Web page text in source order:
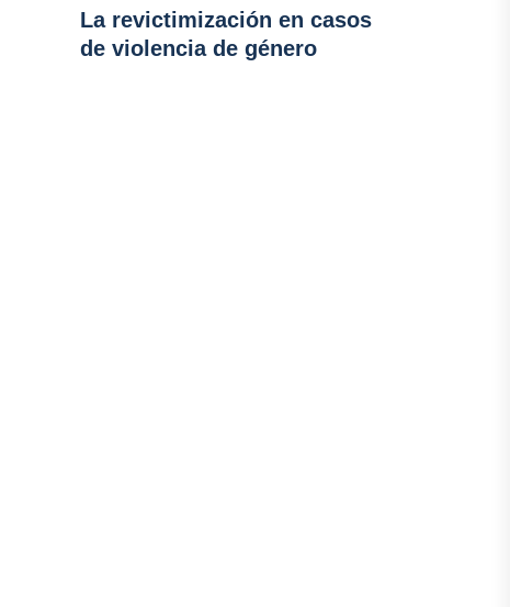
La revictimización en casos
de violencia de género